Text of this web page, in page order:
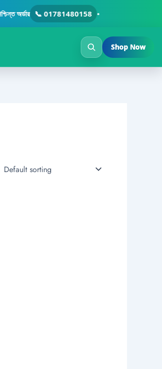
📞 01781480158 •
Shop Now